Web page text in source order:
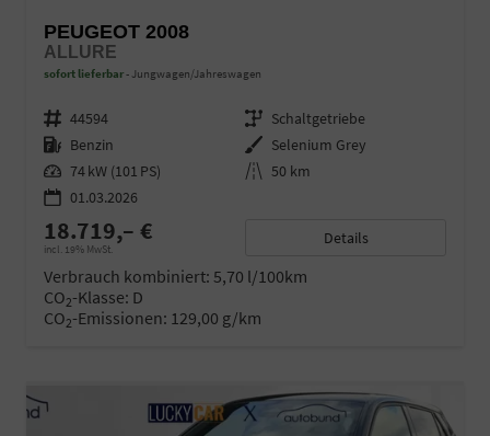
PEUGEOT 2008
ALLURE
sofort lieferbar Jungwagen/Jahreswagen
Fahrzeugnr. 44594 Getriebe Schaltgetriebe
Kraftstoff Benzin Außenfarbe Selenium Grey
Leistung 74 kW (101 PS) Kilometerstand 50 km
01.03.2026
18.719,– €
incl. 19% MwSt.
Details
Verbrauch kombiniert: 5,70 l/100km
CO2-Klasse: D
CO2-Emissionen: 129,00 g/km